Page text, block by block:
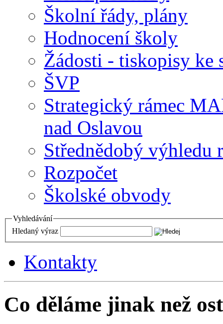
Školní řády, plány
Hodnocení školy
Žádosti - tiskopisy ke
ŠVP
Strategický rámec
nad Oslavou
Střednědobý výhledu
Rozpočet
Školské obvody
Vyhledávání
Hledaný výraz
Kontakty
Co děláme jinak než